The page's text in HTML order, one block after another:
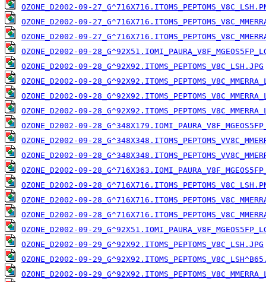
OZONE_D2002-09-
OZONE_D2002-09-
OZONE_D2002-09-
OZONE_D2002-09-
OZONE_D2002-09-28_G^92X92.ITOMS_PEPTOMS_V8C_LSH.JPG
OZONE_D2002-09-
OZONE_D2002-09-
OZONE_D2002-09-
OZONE_D2002-09-
OZONE_D2002-09-
OZONE_D2002-09-
OZONE_D2002-09-
OZONE_D2002-09-
OZONE_D2002-09-
OZONE_D2002-09-
OZONE_D2002-09-
OZONE_D2002-09-29_G^92X92.ITOMS_PEPTOMS_V8C_LSH.JPG
OZONE_D2002-09-
OZONE_D2002-09-